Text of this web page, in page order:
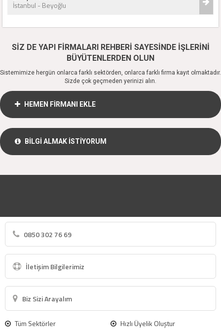
İstanbul - Beyoğlu
SİZ DE YAPI FİRMALARI REHBERİ SAYESİNDE İŞLERİNİ
BÜYÜTENLERDEN OLUN
Sistemimize hergün onlarca farklı sektörden, onlarca farklı firma kayıt olmaktadır.
Sizde çok geçmeden yerinizi alın.
HEMEN FİRMANI EKLE
BİLGİ ALMAK İSTİYORUM
0850 302 76 69
İletişim Bilgilerimiz
Biz Sizi Arayalım
Tüm Sektörler
Hızlı Üyelik Oluştur